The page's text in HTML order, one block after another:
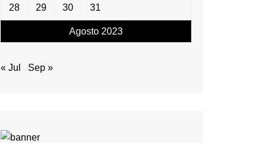
Agosto 2023
28 29 30 31
« Jul Sep »